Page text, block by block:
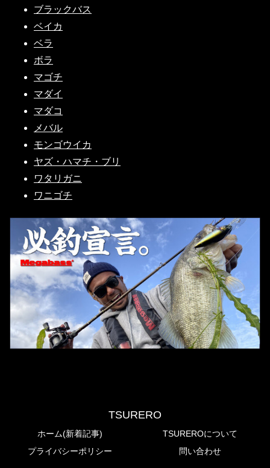
ブラックバス
ベイカ
ベラ
ボラ
マゴチ
マダイ
マダコ
メバル
モンゴウイカ
ヤズ・ハマチ・ブリ
ワタリガニ
ワニゴチ
TSURERO
ホーム(新着記事)
TSUREROについて
プライバシーポリシー
問い合わせ